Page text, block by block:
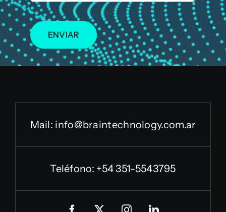
ENVIAR
Mail: info@braintechnology.com.ar
Teléfono: +54 351-5543795